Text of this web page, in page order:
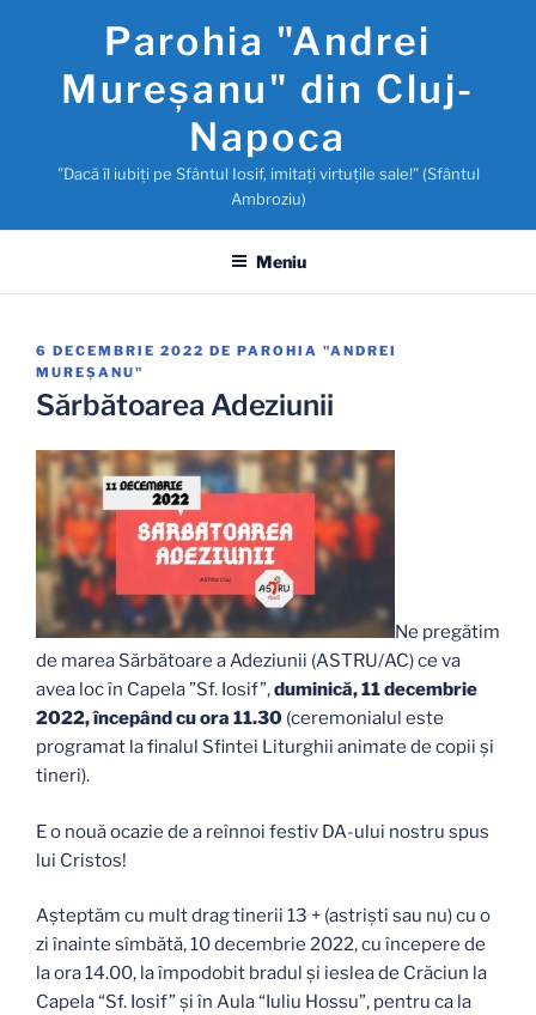
conținut
Parohia "Andrei
Mureşanu" din Cluj-
Napoca
"Dacă îl iubiţi pe Sfântul Iosif, imitaţi virtuţile sale!" (Sfântul
Ambroziu)
Meniu
PUBLICAT
PE
6 DECEMBRIE 2022 DE PAROHIA "ANDREI
MUREŞANU"
Sărbătoarea Adeziunii
Ne pregătim
de marea Sărbătoare a Adeziunii (ASTRU/AC) ce va
avea loc în Capela ”Sf. Iosif”,duminică, 11 decembrie
2022, începând cu ora 11.30 (ceremonialul este
programat la finalul Sfintei Liturghii animate de copii și
tineri).
E o nouă ocazie de a reînnoi festiv DA-ului nostru spus
lui Cristos!
Așteptăm cu mult drag tinerii 13 + (astriști sau nu) cu o
zi înainte sîmbătă, 10 decembrie 2022, cu începere de
la ora 14.00, la împodobit bradul și ieslea de Crăciun la
Capela “Sf. Iosif” și în Aula “Iuliu Hossu”, pentru ca la